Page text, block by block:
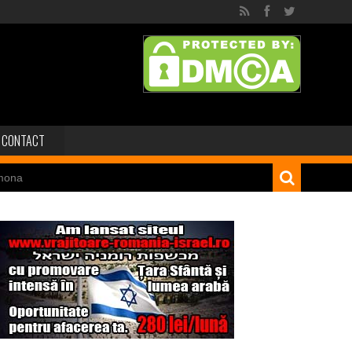
CONTACT
regelui Solomon